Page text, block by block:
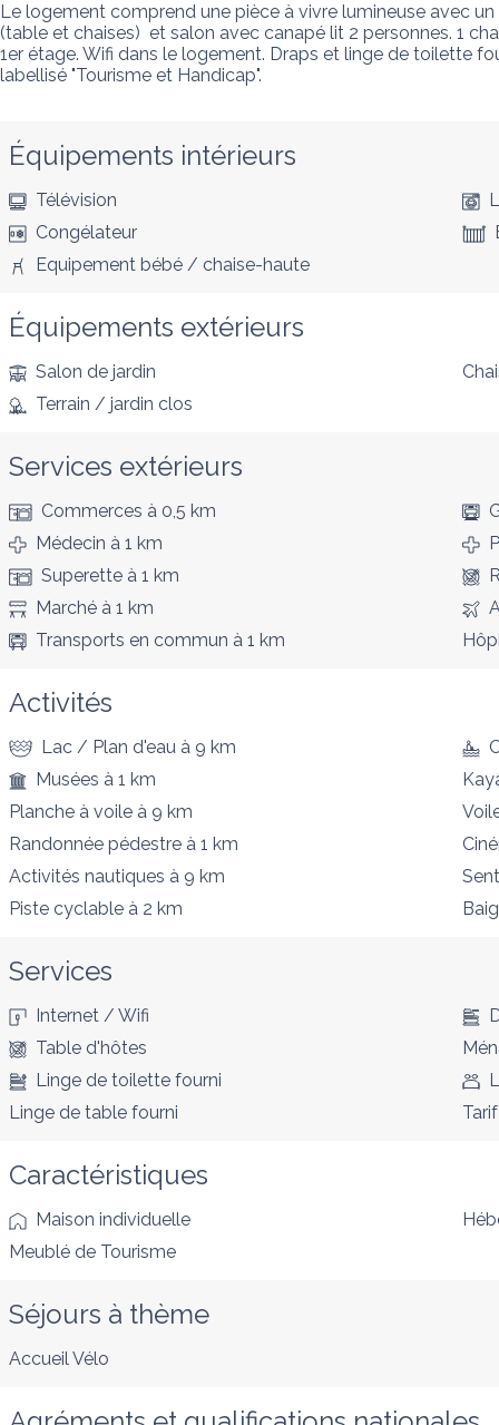
Le logement comprend une pièce à vivre lumineuse avec
(table et chaises)  et salon avec canapé lit 2 personnes. 1
1er étage. Wifi dans le logement. Draps et linge de toilette
labellisé "Tourisme et Handicap".
Équipements intérieurs
Télévision
Congélateur
Equipement bébé / chaise-haute
Équipements extérieurs
Salon de jardin
Terrain / jardin clos
Services extérieurs
Commerces à 0,5 km
Médecin à 1 km
Superette à 1 km
Marché à 1 km
Transports en commun à 1 km
Activités
Lac / Plan d'eau à 9 km
Musées à 1 km
Planche à voile à 9 km
Randonnée pédestre à 1 km
Activités nautiques à 9 km
Piste cyclable à 2 km
Services
Internet / Wifi
Table d'hôtes
Linge de toilette fourni
Linge de table fourni
Caractéristiques
Maison individuelle
Meublé de Tourisme
Séjours à thème
Accueil Vélo